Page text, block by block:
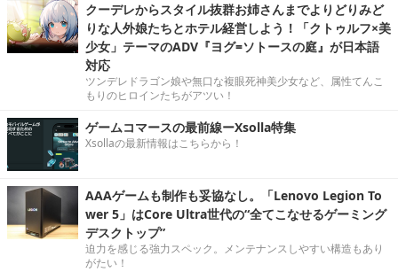
クーデレからスタイル抜群お姉さんまでよりどりみど
りな人外娘たちとホテル経営しよう！「クトゥルフ×美
少女」テーマのADV『ヨグ=ソトースの庭』が日本語
対応
ツンデレドラゴン娘や無口な複眼死神美少女など、属性てんこ
もりのヒロインたちがアツい！
ゲームコマースの最前線ーXsolla特集
Xsollaの最新情報はこちらから！
AAAゲームも制作も妥協なし。「Lenovo Legion To
wer 5」はCore Ultra世代の“全てこなせるゲーミング
デスクトップ”
迫力を感じる強力スペック。メンテナンスしやすい構造もあり
がたい！